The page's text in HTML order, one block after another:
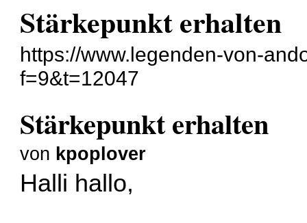
Stärkepunkt erhalten
https://www.legenden-von-
f=9&t=12047
Stärkepunkt erhalten
von kpoplover
Halli hallo,